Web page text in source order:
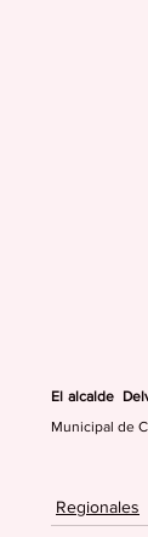
El alcalde
Municipal de
Regionales